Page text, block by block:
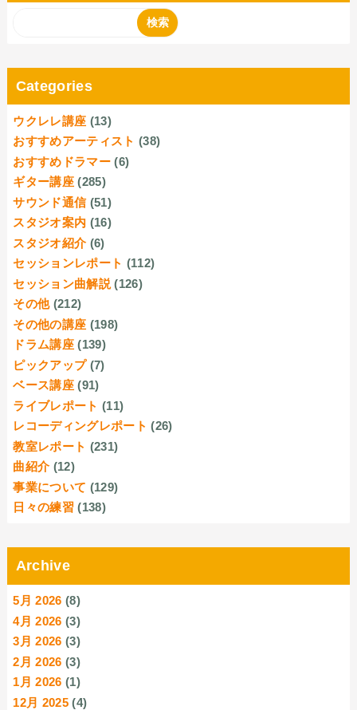
Categories
ウクレレ講座 (13)
おすすめアーティスト (38)
おすすめドラマー (6)
ギター講座 (285)
サウンド通信 (51)
スタジオ案内 (16)
スタジオ紹介 (6)
セッションレポート (112)
セッション曲解説 (126)
その他 (212)
その他の講座 (198)
ドラム講座 (139)
ピックアップ (7)
ベース講座 (91)
ライブレポート (11)
レコーディングレポート (26)
教室レポート (231)
曲紹介 (12)
事業について (129)
日々の練習 (138)
Archive
5月 2026 (8)
4月 2026 (3)
3月 2026 (3)
2月 2026 (3)
1月 2026 (1)
12月 2025 (4)